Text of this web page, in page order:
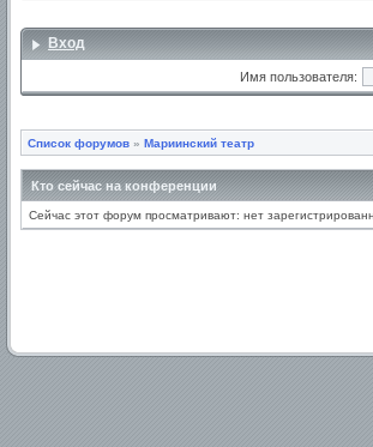
Вход
Имя пользователя:
Список форумов » Мариинский театр
Кто сейчас на конференции
Сейчас этот форум просматривают: нет